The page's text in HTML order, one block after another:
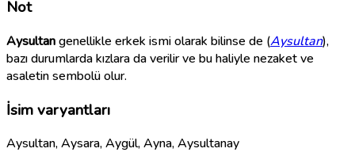
Not
Aysultangenellikle erkek ismi olarak bilinse de (Aysultan),
bazı durumlarda kızlara da verilir ve bu haliyle nezaket ve
asaletin sembolü olur.
İsim varyantları
Aysultan, Aysara, Aygül, Ayna, Aysultanay